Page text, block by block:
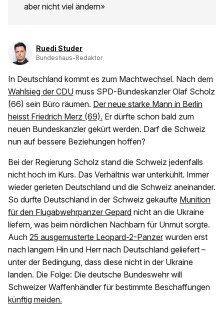
aber nicht viel ändern»
Ruedi Studer
Bundeshaus-Redaktor
In Deutschland kommt es zum Machtwechsel. Nach dem
Wahlsieg der CDU muss SPD-Bundeskanzler Olaf Scholz
(66) sein Büro räumen. Der neue starke Mann in Berlin
heisst Friedrich Merz (69). Er dürfte schon bald zum
neuen Bundeskanzler gekürt werden. Darf die Schweiz
nun auf bessere Beziehungen hoffen?
Bei der Regierung Scholz stand die Schweiz jedenfalls
nicht hoch im Kurs. Das Verhältnis war unterkühlt. Immer
wieder gerieten Deutschland und die Schweiz aneinander.
So durfte Deutschland in der Schweiz gekaufte Munition
für den Flugabwehrpanzer Gepard nicht an die Ukraine
liefern, was beim nördlichen Nachbarn für Unmut sorgte.
Auch 25 ausgemusterte Leopard-2-Panzer wurden erst
nach langem Hin und Herr nach Deutschland geliefert –
unter der Bedingung, dass diese nicht in der Ukraine
landen. Die Folge: Die deutsche Bundeswehr will
Schweizer Waffenhändler für bestimmte Beschaffungen
künftig meiden.